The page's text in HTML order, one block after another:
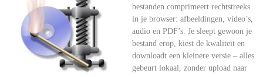
bestanden comprimeert rechtstreeks
in je browser: afbeeldingen, video’s,
audio en PDF’s. Je sleept gewoon je
bestand erop, kiest de kwaliteit en
downloadt een kleinere versie – alles
gebeurt lokaal, zonder upload naar